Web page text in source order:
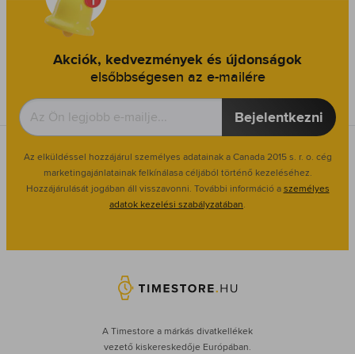
Akciók, kedvezmények és újdonságok
elsőbbségesen az e-mailére
Bejelentkezni
Az elküldéssel hozzájárul személyes adatainak a Canada 2015 s. r. o. cég
marketingajánlatainak felkínálasa céljából történő kezeléséhez.
Hozzájárulását jogában áll visszavonni. További információ aszemélyes
adatok kezelési szabályzatában.
A Timestore a márkás divatkellékek
vezető kiskereskedője Európában.